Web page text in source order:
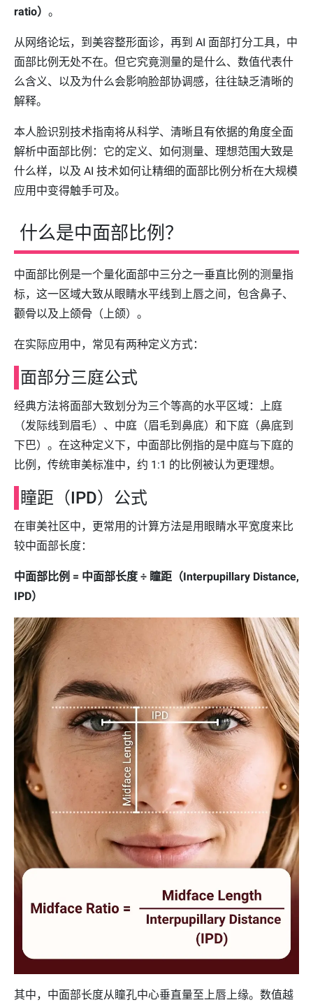
ratio） 。
从网络论坛，到美容整形面诊，再到 AI 面部打分工具，中
面部比例无处不在。但它究竟测量的是什么、数值代表什
么含义、以及为什么会影响脸部协调感，往往缺乏清晰的
解释。
本人脸识别技术指南将从科学、清晰且有依据的角度全面
解析中面部比例：它的定义、如何测量、理想范围大致是
什么样，以及 AI 技术如何让精细的面部比例分析在大规模
应用中变得触手可及。
什么是中面部比例？
中面部比例是一个量化面部中三分之一垂直比例的测量指
标，这一区域大致从眼睛水平线到上唇之间，包含鼻子、
颧骨以及上颌骨（上颌）。
在实际应用中，常见有两种定义方式：
面部分三庭公式
经典方法将面部大致划分为三个等高的水平区域：上庭
（发际线到眉毛）、中庭（眉毛到鼻底）和下庭（鼻底到
下巴）。在这种定义下，中面部比例指的是中庭与下庭的
比例，传统审美标准中，约 1:1 的比例被认为更理想。
瞳距（IPD）公式
在审美社区中，更常用的计算方法是用眼睛水平宽度来比
较中面部长度：
中面部比例 = 中面部长度 ÷ 瞳距（Interpupillary Distance,
IPD）
其中，中面部长度从瞳孔中心垂直量至上唇上缘。数值越